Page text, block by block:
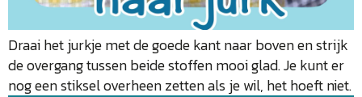
Draai het jurkje met de goede kant naar boven en strijk
de overgang tussen beide stoffen mooi glad. Je kunt er
nog een stiksel overheen zetten als je wil, het hoeft niet.